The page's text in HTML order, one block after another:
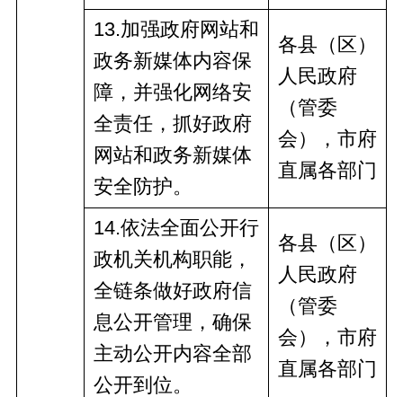
13.加强政府网站和
政务新媒体内容保
障，并强化网络安
全责任，抓好政府
网站和政务新媒体
安全防护。
各县（区）
人民政府
（管委
会），市府
直属各部门
14.依法全面公开行
政机关机构职能，
全链条做好政府信
息公开管理，确保
主动公开内容全部
公开到位。
各县（区）
人民政府
（管委
会），市府
直属各部门